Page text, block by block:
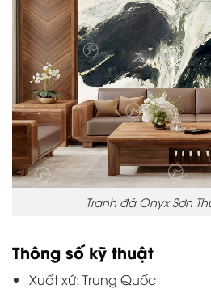
Tranh đá Onyx Sơn
Thông số kỹ thuật
Xuất xứ: Trung Quốc